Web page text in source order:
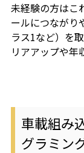
未経験の方はこ
ールにつながり
ラス1など）を
リアアップや年
車載組み
グラミン